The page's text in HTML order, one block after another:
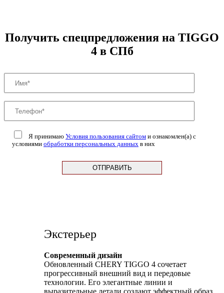
Получить спецпредложения на TIGGO
4 в СПб
Я принимаю Условия пользования сайтом и ознакомлен(а) с
условиями обработки персональных данных в них
Экстерьер
Современный дизайн
Обновленный CHERY TIGGO 4 сочетает
прогрессивный внешний вид и передовые
технологии. Его элегантные линии и
выразительные детали создают эффектный образ,